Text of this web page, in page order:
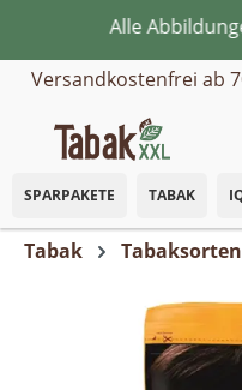
Zum Hauptinhalt
Alle
Versandkostenfrei ab
SPARPAKETE TABAK
Tabak Tabaksorten